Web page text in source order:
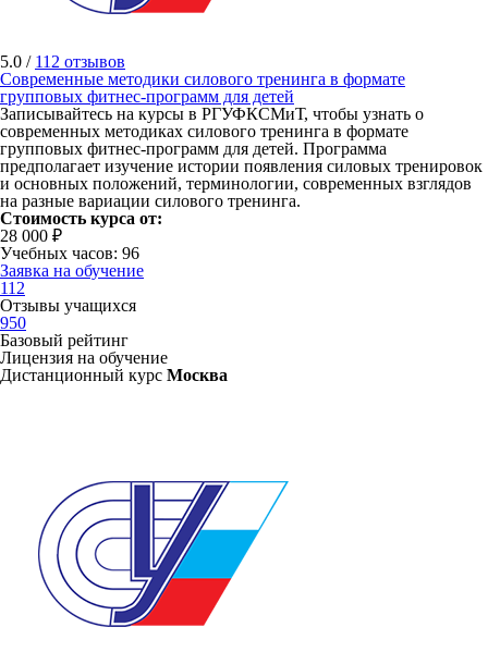
5.0 / 112 отзывов
Современные методики силового тренинга в формате
групповых фитнес-программ для детей
Записывайтесь на курсы в РГУФКСМиТ, чтобы узнать о
современных методиках силового тренинга в формате
групповых фитнес-программ для детей. Программа
предполагает изучение истории появления силовых тренировок
и основных положений, терминологии, современных взглядов
на разные вариации силового тренинга.
Стоимость курса от:
28 000 ₽
Учебных часов: 96
Заявка на обучение
112
Отзывы учащихся
950
Базовый рейтинг
Лицензия на обучение
Дистанционный курс Москва